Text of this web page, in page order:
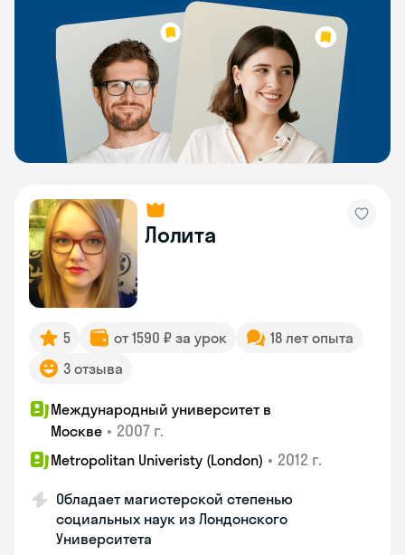
Лолита
5 от 1590 ₽ за урок
18 лет опыта
3 отзыва
Международный университет в
Москве • 2007 г.
Metropolitan Univeristy (London) • 2012 г.
Обладает магистерской степенью
социальных наук из Лондонского
Университета